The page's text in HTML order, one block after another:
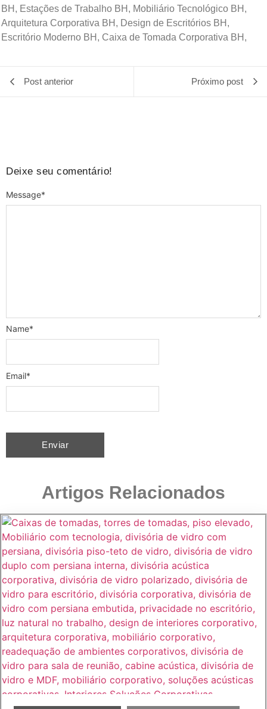
BH, Estações de Trabalho BH, Mobiliário Tecnológico BH,
Arquitetura Corporativa BH, Design de Escritórios BH,
Escritório Moderno BH, Caixa de Tomada Corporativa BH,
Post anterior Próximo post
Deixe seu comentário!
Message*
Name*
Email*
Artigos Relacionados